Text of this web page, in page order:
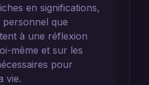
en significations,
que
à une réflexion
même et sur les
pour
vie.